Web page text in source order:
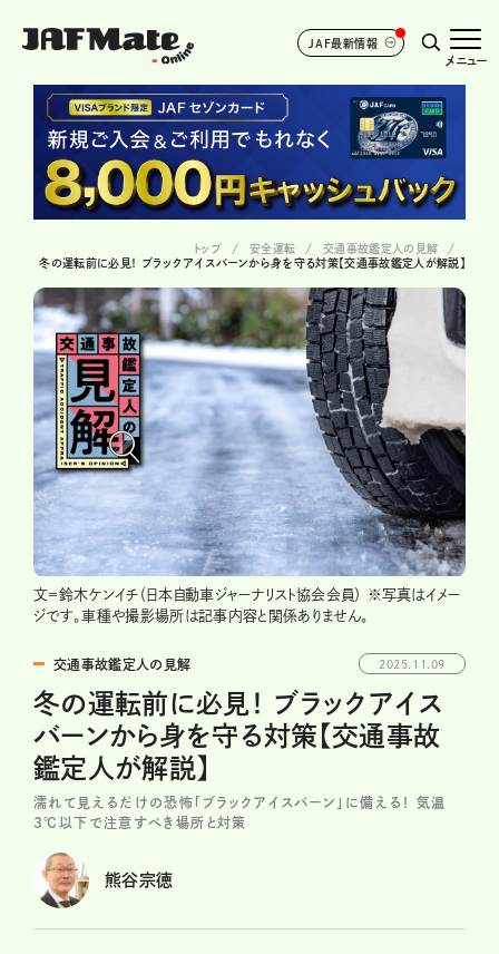
JAF最新情報
メニュー
トップ 安全運転
交通事故鑑定人の見解
冬の運転前に必見！ ブラックアイスバーンから身を守る対策【交通事故鑑定人が解説】
文＝鈴木ケンイチ（日本自動車ジャーナリスト協会会員） ※写真はイメー
ジです。車種や撮影場所は記事内容と関係ありません。
交通事故鑑定人の見解 2025.11.09
冬の運転前に必見！ ブラックアイス
バーンから身を守る対策【交通事故
鑑定人が解説】
濡れて見えるだけの恐怖「ブラックアイスバーン」に備える！ 気温
3℃以下で注意すべき場所と対策
熊谷宗徳